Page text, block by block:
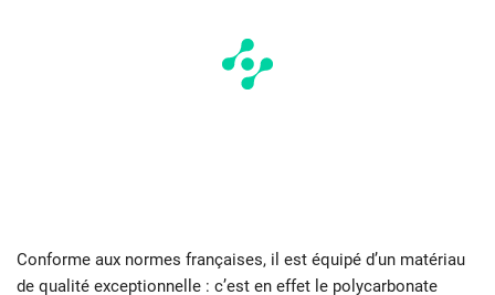
Conforme aux normes françaises, il est équipé d’un matériau
de qualité exceptionnelle : c’est en effet le polycarbonate